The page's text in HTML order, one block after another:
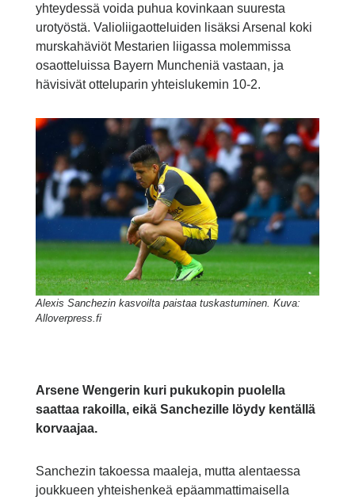
yhteydessä voida puhua kovinkaan suuresta
urotyöstä. Valioliigaotteluiden lisäksi Arsenal koki
murskahäviöt Mestarien liigassa molemmissa
osaotteluissa Bayern Muncheniä vastaan, ja
hävisivät otteluparin yhteislukemin 10-2.
Alexis Sanchezin kasvoilta paistaa tuskastuminen. Kuva:
Alloverpress.fi
Arsene Wengerin kuri pukukopin puolella
saattaa rakoilla, eikä Sanchezille löydy kentällä
korvaajaa.
Sanchezin takoessa maaleja, mutta alentaessa
joukkueen yhteishenkeä epäammattimaisella